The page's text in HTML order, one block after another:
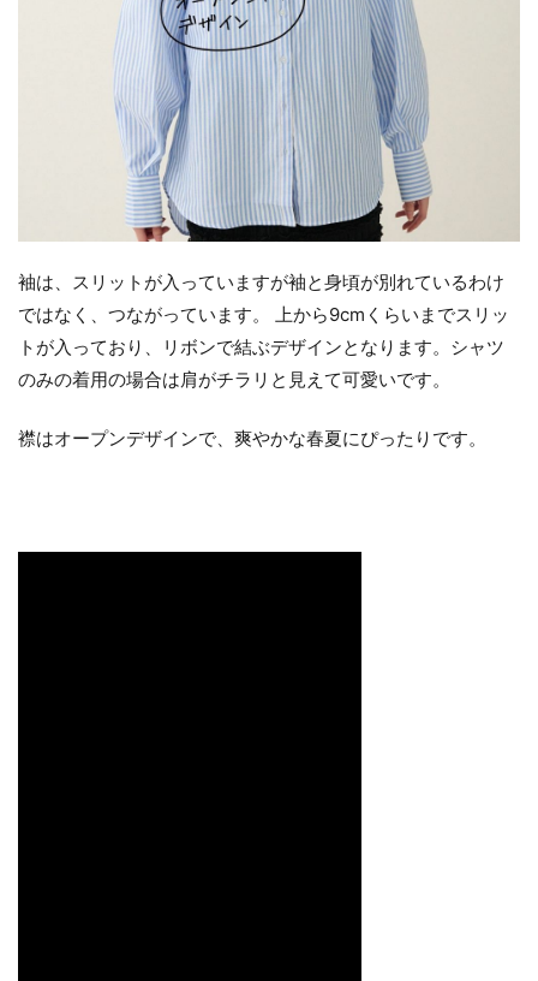
袖は、スリットが入っていますが袖と身頃が別れているわけ
ではなく、つながっています。 上から9cmくらいまでスリッ
トが入っており、リボンで結ぶデザインとなります。シャツ
のみの着用の場合は肩がチラリと見えて可愛いです。
襟はオープンデザインで、爽やかな春夏にぴったりです。